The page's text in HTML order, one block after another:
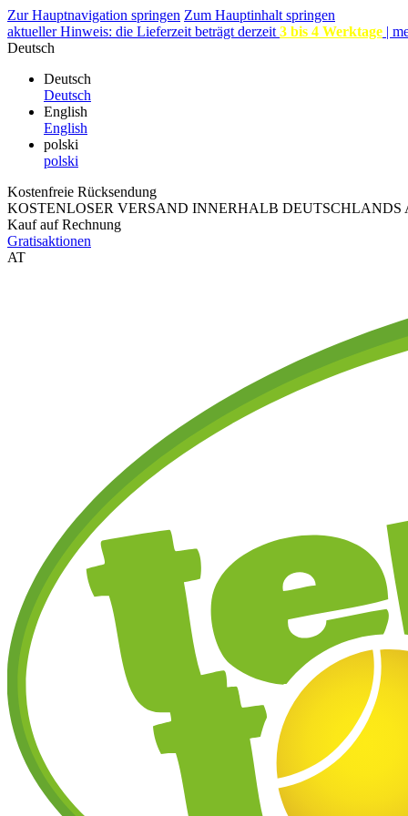
Zur Hauptnavigation springen Zum Hauptinhalt springen
aktueller Hinweis: die Lieferzeit beträgt derzeit 3 bis 4 Werktage |
Deutsch
Deutsch
Deutsch
English
English
polski
polski
Kostenfreie Rücksendung
KOSTENLOSER VERSAND INNERHALB DEUTSCHLANDS
Kauf auf Rechnung
Gratisaktionen
AT